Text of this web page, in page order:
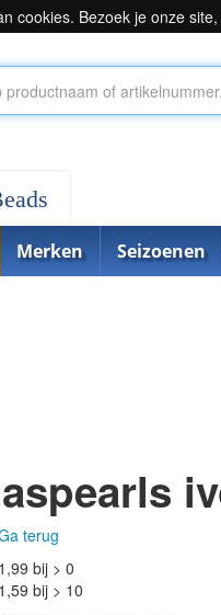
cookies. Bezoek je onze
Merken Seizoenen
terug
bij > 0
bij > 10